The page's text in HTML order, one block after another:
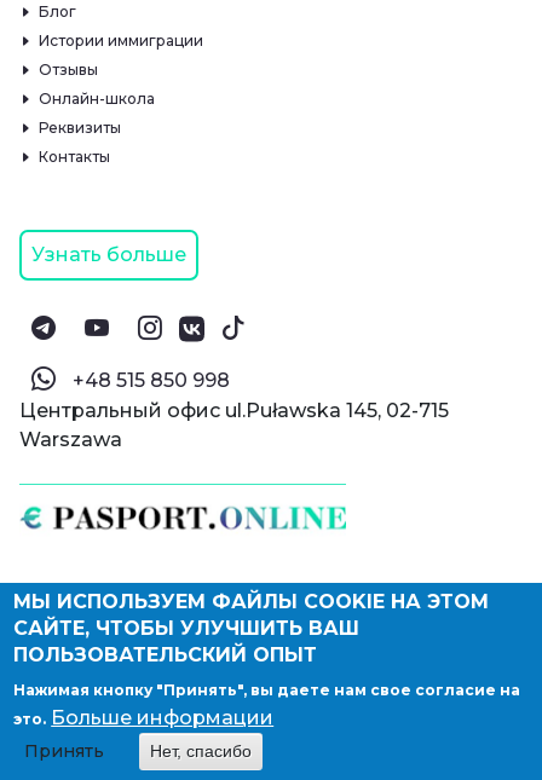
© Паспорт Онлайн 2019—2026
Политика конфиденциальности
Оферта и конфиденциальность:РФ
Правовые документы
Депонирование логотипа компании
Блог
Истории иммиграции
Отзывы
Онлайн-школа
Реквизиты
Контакты
Узнать больше
‪+48 515 850 998‬
Центральный офис ul.Puławska 145, 02-715
Warszawa
МЫ ИСПОЛЬЗУЕМ ФАЙЛЫ COOKIE НА ЭТОМ
САЙТЕ, ЧТОБЫ УЛУЧШИТЬ ВАШ
ПОЛЬЗОВАТЕЛЬСКИЙ ОПЫТ
Нажимая кнопку "Принять", вы даете нам свое согласие на
это. Больше информации
Принять Нет, спасибо